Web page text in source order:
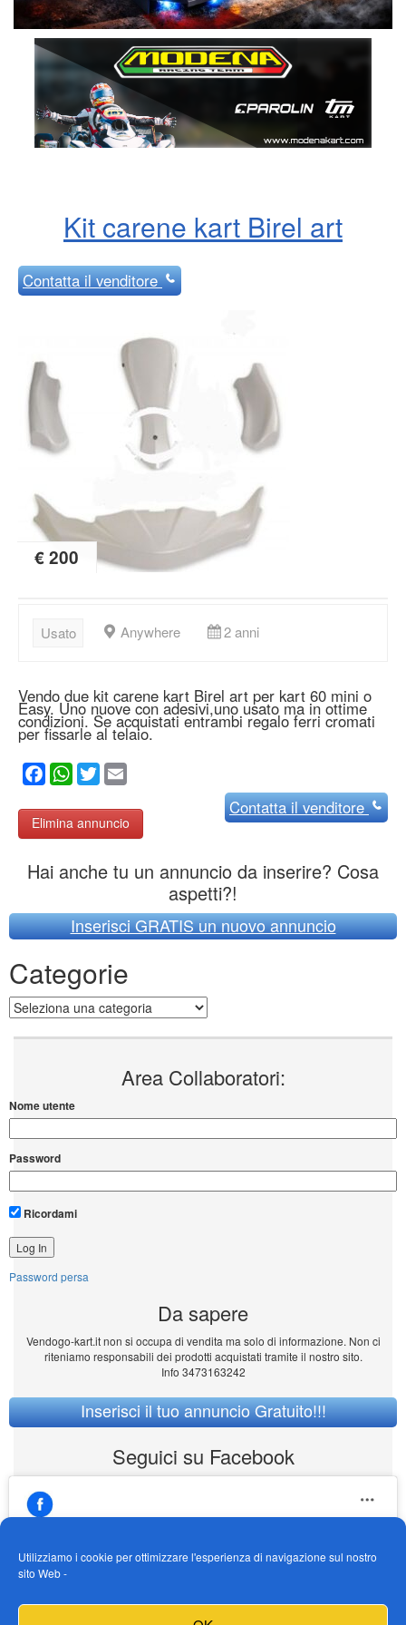
Utilizziamo i cookie per ottimizzare l'esperienza di navigazione sul nostro
sito Web -
Kit carene kart Birel art
Contattail venditore
€ 200
Usato Anywhere 2 anni
Vendo due kit carene kart Birel art per kart 60 mini o
Easy. Uno nuove con adesivi,uno usato ma in ottime
condizioni. Se acquistati entrambi regalo ferri cromati
per fissarle al telaio.
Facebook
WhatsApp
Twitter
Elimina annuncio
Contattail venditore
Hai anche tu un annuncio da inserire? Cosa
aspetti?!
Inserisci GRATIS un nuovo annuncio
Categorie
Categorie
Area Collaboratori:
Nome utente
Password
Ricordami
Password persa
Da sapere
Vendogo-kart.it non si occupa di vendita ma solo di informazione. Non ci
riteniamo responsabili dei prodotti acquistati tramite il nostro sito.
Info 3473163242
Inserisci il tuo annuncio Gratuito!!!
Seguici su Facebook
https://www.facebook.com/Vendogokartit/
Fai clic per accettare i cookie marketing e